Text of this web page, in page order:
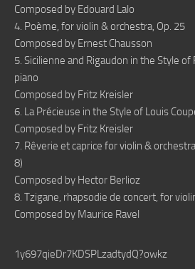
Composed by Edouard Lalo
4. Poème, for violin & orchestra, Op. 25
Composed by Ernest Chausson
5. Sicilienne and Rigaudon in the Style
piano
Composed by Fritz Kreisler
6. La Précieuse in the Style of Louis
Composed by Fritz Kreisler
7. Rêverie et caprice for violin &
8)
Composed by Hector Berlioz
8. Tzigane, rhapsodie de concert, for
Composed by Maurice Ravel
1y697qieDr7KDSPLzadtydQ?owkz